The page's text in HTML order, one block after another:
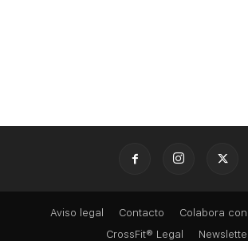
Aviso legal Contacto
Colabora
CrossFit® Legal